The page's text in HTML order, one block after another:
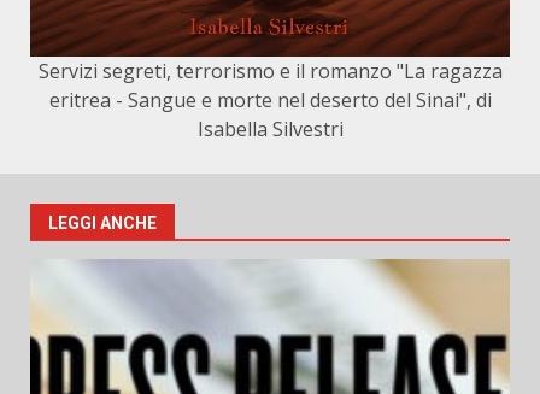
Servizi segreti, terrorismo e il romanzo "La ragazza
eritrea - Sangue e morte nel deserto del Sinai", di
Isabella Silvestri
LEGGI ANCHE